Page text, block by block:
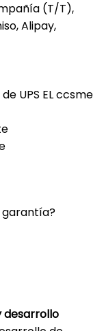
(T/T),
Alipay,
UPS EL ccsme
garantía?
desarrollo